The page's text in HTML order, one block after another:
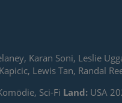
Karan Soni, Leslie
Lewis Tan, Randal
Sci-Fi Land: USA